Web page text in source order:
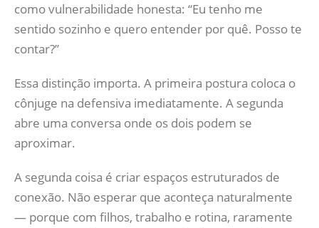
como vulnerabilidade honesta: “Eu tenho me
sentido sozinho e quero entender por quê. Posso te
contar?”
Essa distinção importa. A primeira postura coloca o
cônjuge na defensiva imediatamente. A segunda
abre uma conversa onde os dois podem se
aproximar.
A segunda coisa é criar espaços estruturados de
conexão. Não esperar que aconteça naturalmente
— porque com filhos, trabalho e rotina, raramente